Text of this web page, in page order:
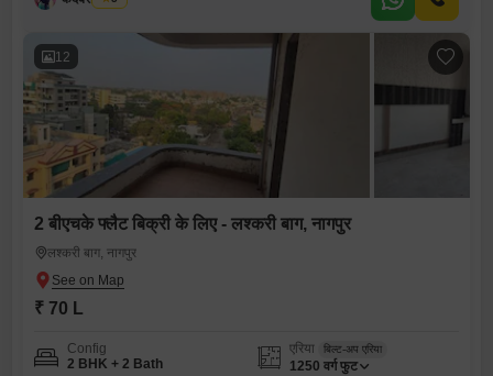
12
2 बीएचके फ्लैट बिक्री के लिए - लश्करी बाग, नागपुर
लश्करी बाग, नागपुर
₹ 70 L
Config
2 BHK + 2 Bath
एरिया बिल्ट-अप एरिया
1250 वर्ग फुट